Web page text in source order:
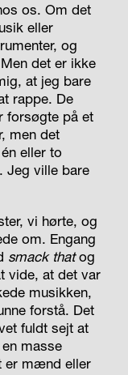
os. Om det
eller
og
det er ikke
at jeg bare
rappe. De
forsøgte på et
men det
eller to
Jeg ville bare
vi hørte, og
om. Engang
smack thatog
vide, at det var
musikken,
forstå. Det
fuldt sejt at
masse
er mænd eller